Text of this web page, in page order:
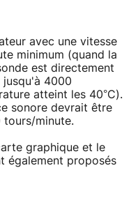
avec une vitesse
minimum (quand la
est directement
jusqu'à 4000
atteint les 40°C).
sonore devrait être
tours/minute.
graphique et le
également proposés